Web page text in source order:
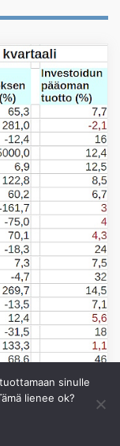
sinulle
lienee ok?